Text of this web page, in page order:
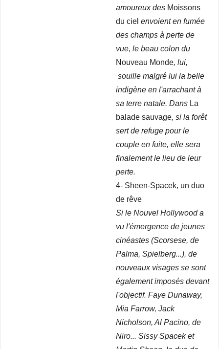
amoureux des Moissons
du ciel envoient en fumée
des champs à perte de
vue, le beau colon du
Nouveau Monde, lui,
souille malgré lui la belle
indigène en l'arrachant à
sa terre natale. Dans La
balade sauvage, si la forêt
sert de refuge pour le
couple en fuite, elle sera
finalement le lieu de leur
perte.
4- Sheen-Spacek, un duo
de rêve
Si le Nouvel Hollywood a
vu l'émergence de jeunes
cinéastes (Scorsese, de
Palma, Spielberg...), de
nouveaux visages se sont
également imposés devant
l'objectif. Faye Dunaway,
Mia Farrow, Jack
Nicholson, Al Pacino, de
Niro... Sissy Spacek et